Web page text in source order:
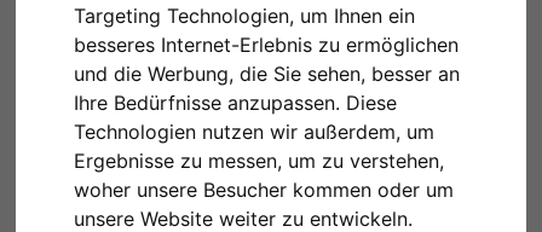
Targeting Technologien, um Ihnen ein
besseres Internet-Erlebnis zu ermöglichen
und die Werbung, die Sie sehen, besser an
Ihre Bedürfnisse anzupassen. Diese
Technologien nutzen wir außerdem, um
Ergebnisse zu messen, um zu verstehen,
woher unsere Besucher kommen oder um
unsere Website weiter zu entwickeln.